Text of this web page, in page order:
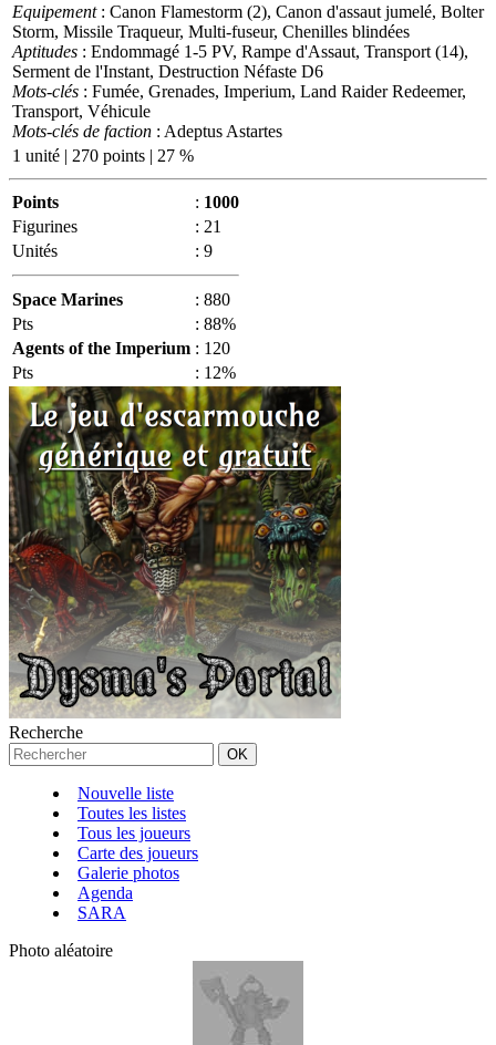
Equipement: Canon Flamestorm (2), Canon d'assaut jumelé, Bolter
Storm, Missile Traqueur, Multi-fuseur, Chenilles blindées
Aptitudes : Endommagé 1-5 PV, Rampe d'Assaut, Transport (14),
Serment de l'Instant, Destruction Néfaste D6
Mots-clés : Fumée, Grenades, Imperium, Land Raider Redeemer,
Transport, Véhicule
Mots-clés de faction : Adeptus Astartes
1 unité | 270 points | 27 %
Points : 1000
Figurines
: 21
Unités
: 9
Space Marines : 880
Pts
: 88%
Agents of the Imperium : 120
Pts
: 12%
Recherche
Nouvelle liste
Toutes les listes
Tous les joueurs
Carte des joueurs
Galerie photos
Agenda
SARA
Photo aléatoire